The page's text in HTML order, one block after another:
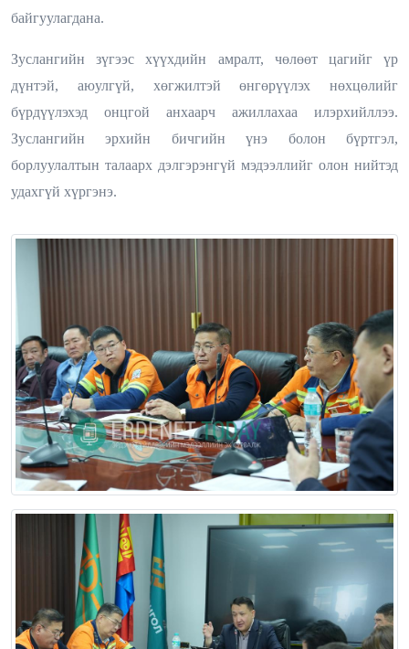
байгуулагдана.
Зуслангийн зүгээс хүүхдийн амралт, чөлөөт цагийг үр
дүнтэй, аюулгүй, хөгжилтэй өнгөрүүлэх нөхцөлийг
бүрдүүлэхэд онцгой анхаарч ажиллахаа илэрхийллээ.
Зуслангийн эрхийн бичгийн үнэ болон бүртгэл,
борлуулалтын талаарх дэлгэрэнгүй мэдээллийг олон нийтэд
удахгүй хүргэнэ.